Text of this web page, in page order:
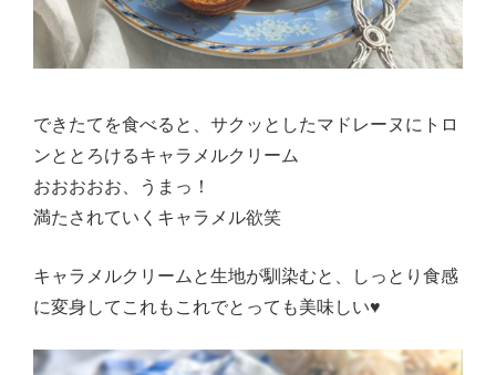
できたてを食べると、サクッとしたマドレーヌにトロ
ンととろけるキャラメルクリーム
おおおおお、うまっ！
満たされていくキャラメル欲笑
キャラメルクリームと生地が馴染むと、しっとり食感
に変身してこれもこれでとっても美味しい♥️